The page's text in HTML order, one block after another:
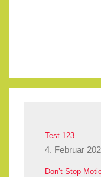
Test 123
4. Februar
Don’t Stop